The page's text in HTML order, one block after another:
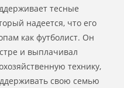
тесные
надеется, что его
как футболист. Он
и выплачивал
технику,
свою семью